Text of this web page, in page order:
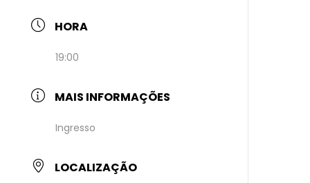
HORA
19:00
MAIS INFORMAÇÕES
Ingresso
LOCALIZAÇÃO